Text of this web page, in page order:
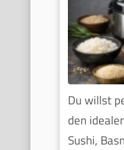
Du willst
den
Sushi,